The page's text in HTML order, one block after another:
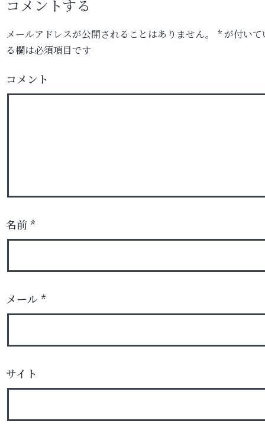
コメントする
メールアドレスが公開されることはありません。 *が付いて
る欄は必須項目です
コメント
名前 *
メール *
サイト